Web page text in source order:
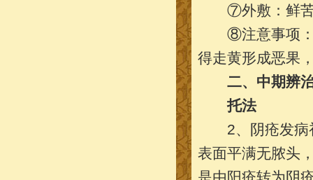
⑦外敷：鲜苦
⑧注意事项：长
得走黄形成恶果
二、中期辨治
托法
2、阴疮发病初
表面平满无脓头